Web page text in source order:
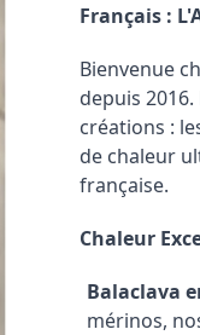
Français :
Bienvenue
depuis
créations :
de chaleur
française.
Chaleur
Balaclava
mérinos,